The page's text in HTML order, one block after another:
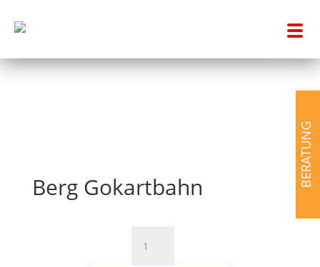
Berg Gokartbahn
Gokartbahn
BERATUNG